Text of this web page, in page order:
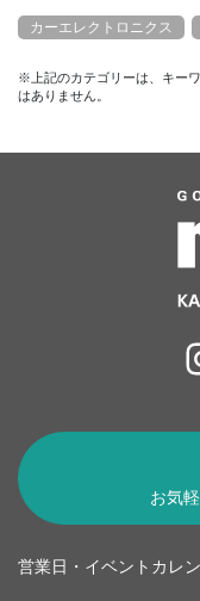
カーエレクトロニクス
※上記のカテゴリーは、キー
はありません。
お気
営業日・イベントカレ